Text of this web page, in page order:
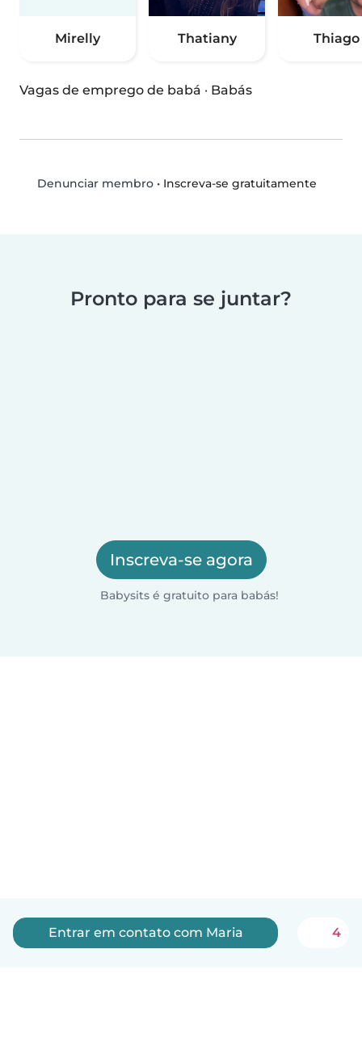
Mirelly Thatiany Thiago
Vagas de emprego de babá · Babás
Denunciar membro• Inscreva-se gratuitamente
Pronto para se juntar?
Inscreva-se agora
Babysits é gratuito para babás!
Entrar em contato com Maria 4